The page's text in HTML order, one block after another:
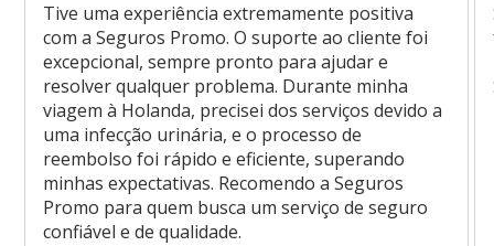
Tive uma experiência extremamente positiva
com a Seguros Promo. O suporte ao cliente foi
excepcional, sempre pronto para ajudar e
resolver qualquer problema. Durante minha
viagem à Holanda, precisei dos serviços devido a
uma infecção urinária, e o processo de
reembolso foi rápido e eficiente, superando
minhas expectativas. Recomendo a Seguros
Promo para quem busca um serviço de seguro
confiável e de qualidade.